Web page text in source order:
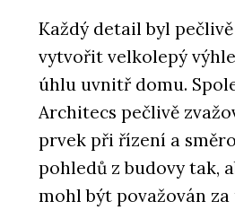
Každý detail byl
vytvořit velkolepý
úhlu uvnitř domu.
Architecs pečlivě
prvek při řízení a
pohledů z budovy tak,
mohl být považován